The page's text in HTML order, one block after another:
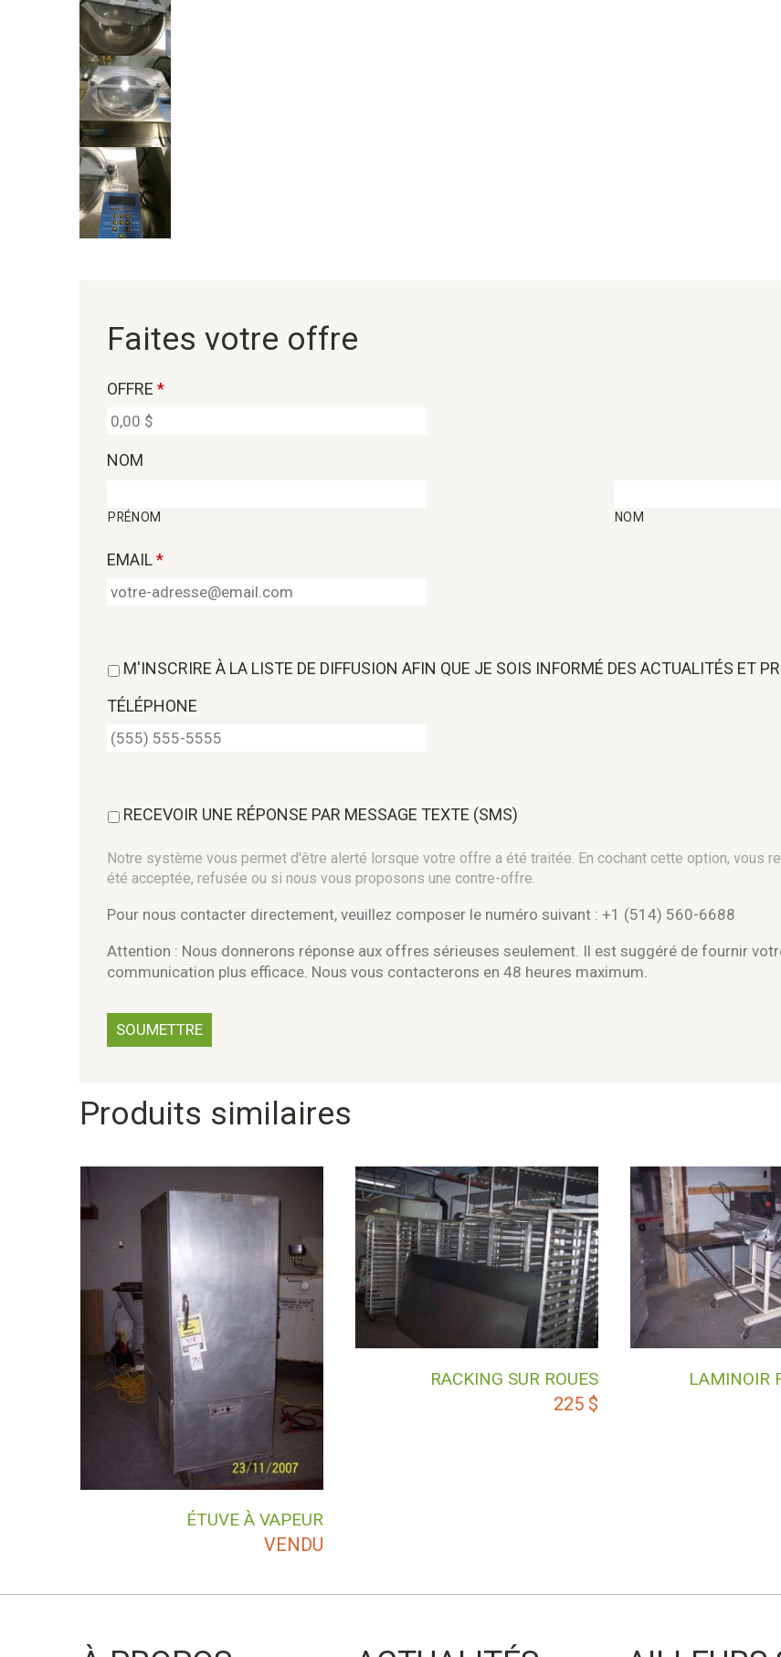
Faites votre offre
OFFRE *
NOM
PRÉNOM NOM
EMAIL*
M'INSCRIRE À LA LISTE DE DIFFUSION AFIN QUE JE SOIS INFORMÉ DES ACTUALITÉS ET
TÉLÉPHONE
RECEVOIR UNE RÉPONSE PAR MESSAGE TEXTE (SMS)
Notre système vous permet d'être alerté lorsque votre offre a été traitée. En cochant cette option, vous
été acceptée, refusée ou si nous vous proposons une contre-offre.
Pour nous contacter directement, veuillez composer le numéro suivant : +1 (514) 560-6688
Attention : Nous donnerons réponse aux offres sérieuses seulement. Il est suggéré de fournir
communication plus efficace. Nous vous contacterons en 48 heures maximum.
Produits similaires
ÉTUVE À VAPEUR
VENDU
RACKING SUR ROUES
225 $
LAMINOIR